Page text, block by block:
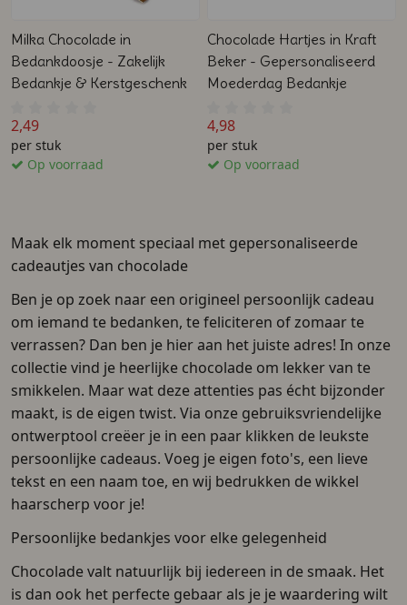
Milka Chocolade in
Bedankdoosje - Zakelijk
Bedankje & Kerstgeschenk
2,49
per stuk
Op voorraad
Chocolade Hartjes in Kraft
Beker - Gepersonaliseerd
Moederdag Bedankje
4,98
per stuk
Op voorraad
Maak elk moment speciaal met gepersonaliseerde
cadeautjes van chocolade
Ben je op zoek naar een origineel persoonlijk cadeau
om iemand te bedanken, te feliciteren of zomaar te
verrassen? Dan ben je hier aan het juiste adres! In onze
collectie vind je heerlijke chocolade om lekker van te
smikkelen. Maar wat deze attenties pas écht bijzonder
maakt, is de eigen twist. Via onze gebruiksvriendelijke
ontwerptool creëer je in een paar klikken de leukste
persoonlijke cadeaus. Voeg je eigen foto's, een lieve
tekst en een naam toe, en wij bedrukken de wikkel
haarscherp voor je!
Persoonlijke bedankjes voor elke gelegenheid
Chocolade valt natuurlijk bij iedereen in de smaak. Het
is dan ook het perfecte gebaar als je je waardering wilt